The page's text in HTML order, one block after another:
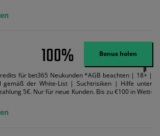
100% Bonus holen
für bet365 Neukunden *AGB beachten | 18+ |
gemäß der White-List | Suchtrisiken | Hilfe unter
5€. Nur für neue Kunden. Bis zu €100 in Wett-
die entsprechende qualifizierende Einzahlung in
qualifizierende Wetten im gleichen Wert platzieren